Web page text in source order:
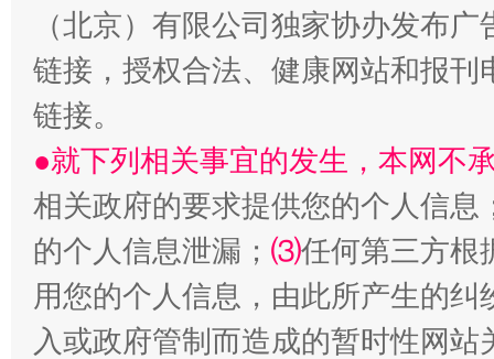
揭批美国五大"原罪" "炒
（北京）有限公司独家协办发布
链接，授权合法、健康网站和报
链接。
●就下列相关事宜的发生，本网不
相关政府的要求提供您的个人信息
的个人信息泄漏； ⑶任何第三方根
用您的个人信息，由此所产生的纠
入或政府管制而造成的暂时性网